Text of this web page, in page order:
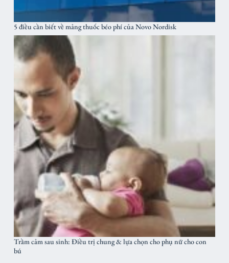
5 điều cần biết về mảng thuốc béo phí của Novo Nordisk
Trầm cảm sau sinh: Điều trị chung & lựa chọn cho phụ nữ cho con
bú